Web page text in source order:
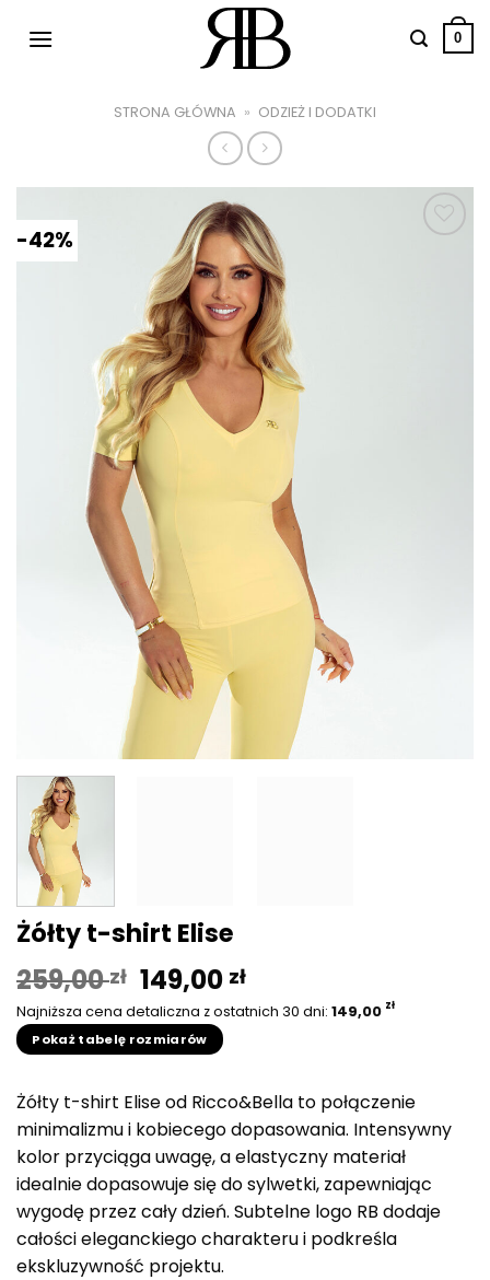
0
STRONA GŁÓWNA » ODZIEŻ I DODATKI
-42%
Żółty t-shirt Elise
259,00zł Pierwotna
cena
wynosiła:
259,00 zł.
149,00 złAktualna
cena
Najniższa cena detaliczna z ostatnich 30 dni: 149,00 zł
Pokaż tabelę rozmiarów
Żółty t-shirt Elise od Ricco&Bella to połączenie
minimalizmu i kobiecego dopasowania. Intensywny
kolor przyciąga uwagę, a elastyczny materiał
idealnie dopasowuje się do sylwetki, zapewniając
wygodę przez cały dzień. Subtelne logo RB dodaje
całości eleganckiego charakteru i podkreśla
ekskluzywność projektu.